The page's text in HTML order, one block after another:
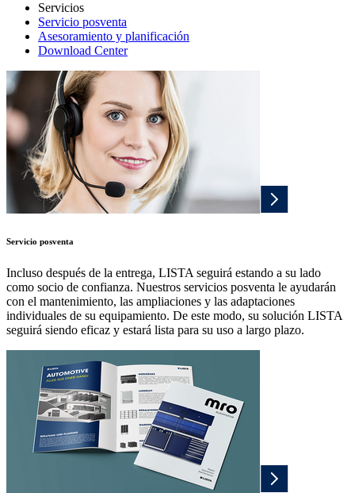
Servicios
Servicio posventa
Asesoramiento y planificación
Download Center
Servicio posventa
Incluso después de la entrega, LISTA seguirá estando a su lado
como socio de confianza. Nuestros servicios posventa le ayudarán
con el mantenimiento, las ampliaciones y las adaptaciones
individuales de su equipamiento. De este modo, su solución LISTA
seguirá siendo eficaz y estará lista para su uso a largo plazo.